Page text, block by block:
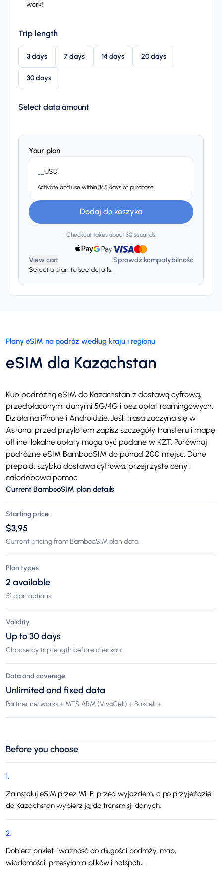
work!
Trip length
3 days 7 days 14 days 20 days
30 days
Select data amount
Your plan
--USD
Activate and use within 365 days of purchase.
Dodaj do koszyka
Checkout takes about 30 seconds.
View cart
Sprawdź kompatybilność
Select a plan to see details.
Plany eSIM na podróż według kraju i regionu
eSIM dla Kazachstan
Kup podróżną eSIM do Kazachstan z dostawą cyfrową,
przedpłaconymi danymi 5G/4G i bez opłat roamingowych.
Działa na iPhone i Androidzie. Jeśli trasa zaczyna się w
Astana, przed przylotem zapisz szczegóły transferu i mapę
offline; lokalne opłaty mogą być podane w KZT. Porównaj
podróżne eSIM BambooSIM do ponad 200 miejsc. Dane
prepaid, szybka dostawa cyfrowa, przejrzyste ceny i
całodobowa pomoc.
Current BambooSIM plan details
Starting price
$3,95
Current pricing from BambooSIM plan data.
Plan types
2 available
51 plan options
Validity
Up to 30 days
Choose by trip length before checkout.
Data and coverage
Unlimited and fixed data
Partner networks + MTS ARM (VivaCell) + Bakcell +
Before you choose
1.
Zainstaluj eSIM przez Wi-Fi przed wyjazdem, a po przyjeździe
do Kazachstan wybierz ją do transmisji danych.
2.
Dobierz pakiet i ważność do długości podróży, map,
wiadomości, przesyłania plików i hotspotu.